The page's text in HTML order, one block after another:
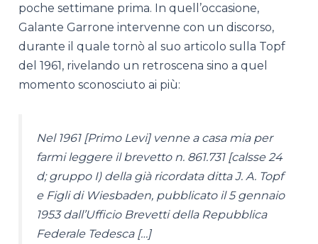
poche settimane prima. In quell’occasione,
Galante Garrone intervenne con un discorso,
durante il quale tornò al suo articolo sulla Topf
del 1961, rivelando un retroscena sino a quel
momento sconosciuto ai più:
Nel 1961 [Primo Levi] venne a casa mia per
farmi leggere il brevetto n. 861.731 [calsse 24
d; gruppo I) della già ricordata ditta J. A. Topf
e Figli di Wiesbaden, pubblicato il 5 gennaio
1953 dall’Ufficio Brevetti della Repubblica
Federale Tedesca […]